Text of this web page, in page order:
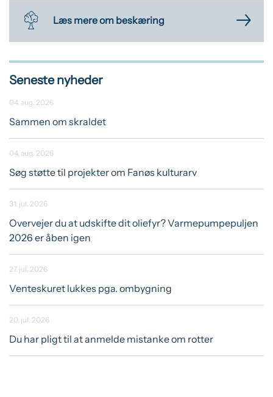
Læs mere om beskæring
Seneste nyheder
04. aug. 2026
Sammen om skraldet
04. aug. 2026
Søg støtte til projekter om Fanøs kulturarv
31. jul. 2026
Overvejer du at udskifte dit oliefyr? Varmepumpepuljen
2026 er åben igen
27. jul. 2026
Venteskuret lukkes pga. ombygning
20. jul. 2026
Du har pligt til at anmelde mistanke om rotter